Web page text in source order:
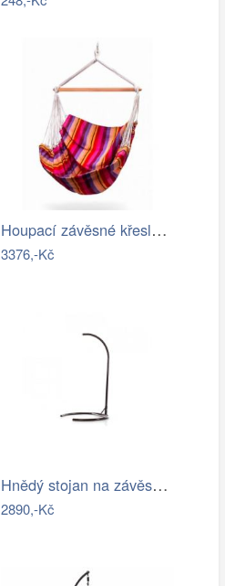
Houpací závěsné křeslo Colca
3376,-Kč
Hnědý stojan na závěsné houpací křeslo…
2890,-Kč